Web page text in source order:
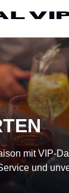
mit VIP-
und